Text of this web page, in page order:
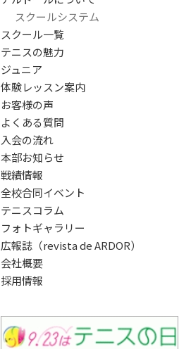
スクールシステム
スクール一覧
テニスの魅力
ジュニア
体験レッスン案内
お客様の声
よくある質問
入会の流れ
本部お知らせ
戦績情報
全校合同イベント
テニスコラム
フォトギャラリー
広報誌（revista de ARDOR）
会社概要
採用情報